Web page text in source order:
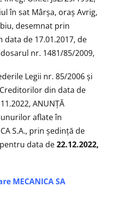
în sat Mârșa, oraș Avrig,
desemnat prin
de 17.01.2017, de
nr. 1481/85/2009,
Legii nr. 85/2006 şi
din data de
ANUNŢĂ
aflate în
S.A., prin ședință de
data de22.12.2022,
MECANICA SA